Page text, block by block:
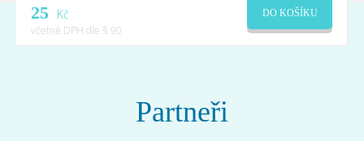
25 Kč
včetně DPH dle § 90
DO KOŠÍKU
Partneři